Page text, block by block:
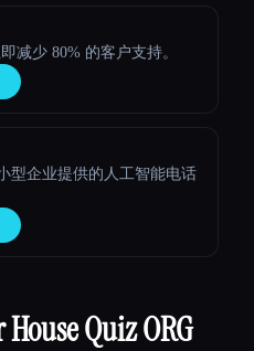
减少 80% 的客户支持。
型企业提供的人工智能电话
Quiz ORG